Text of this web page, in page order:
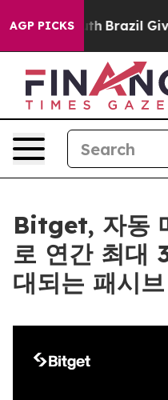
AGP PICKS
to Youth Brazil Gives
Bitget, 자동
로 연간 최대
대되는 패시